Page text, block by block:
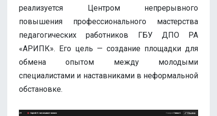
реализуется Центром непрерывного
повышения профессионального мастерства
педагогических работников ГБУ ДПО РА
«АРИПК». Его цель — создание площадки для
обмена опытом между молодыми
специалистами и наставниками в неформальной
обстановке.